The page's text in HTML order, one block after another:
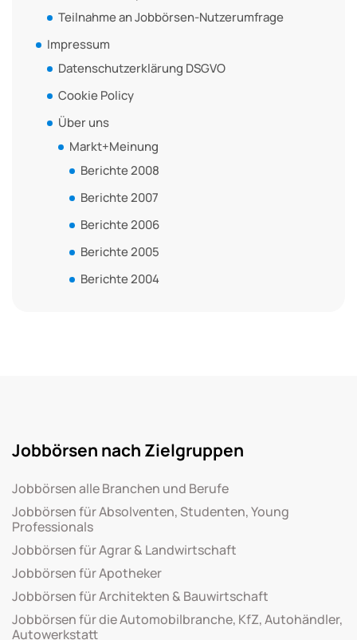
Teilnahme an Jobbörsen-Nutzerumfrage
Impressum
Datenschutzerklärung DSGVO
Cookie Policy
Über uns
Markt+Meinung
Berichte 2008
Berichte 2007
Berichte 2006
Berichte 2005
Berichte 2004
Jobbörsen nach Zielgruppen
Jobbörsen alle Branchen und Berufe
Jobbörsen für Absolventen, Studenten, Young
Professionals
Jobbörsen für Agrar & Landwirtschaft
Jobbörsen für Apotheker
Jobbörsen für Architekten & Bauwirtschaft
Jobbörsen für die Automobilbranche, KfZ, Autohändler,
Autowerkstatt